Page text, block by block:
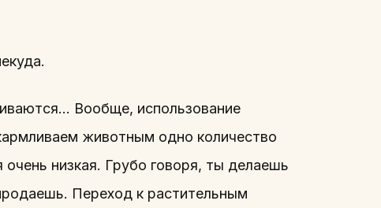
Вообще, использование
животным одно количество
низкая. Грубо говоря, ты делаешь
Переход к растительным